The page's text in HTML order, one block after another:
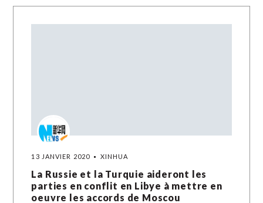
13 JANVIER 2020 XINHUA
La Russie et la Turquie aideront les
parties en conflit en Libye à mettre en
oeuvre les accords de Moscou